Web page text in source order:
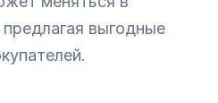
выгодные